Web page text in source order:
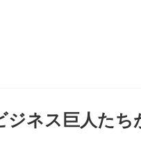
ジネス巨人たち